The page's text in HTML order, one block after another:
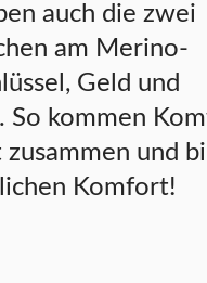
auch die zwei
am Merino-
Geld und
So kommen
und
Komfort!